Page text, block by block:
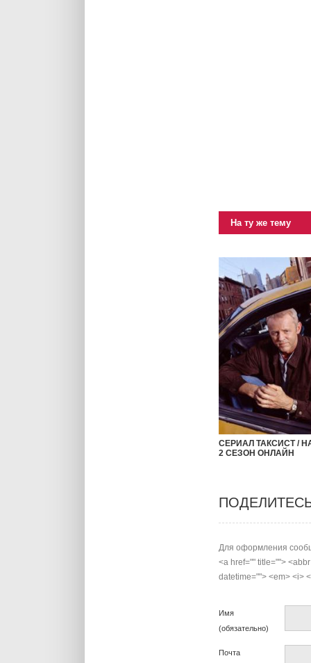
На ту же тему
СЕРИАЛ ТАКСИСТ /
2 СЕЗОН ОНЛАЙН
Для оформления
<a href="" title="">
datetime=""> <em> <i>
Имя
(обязательно)
Почта